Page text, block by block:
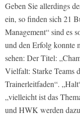
Geben Sie allerdings
ein, so finden sich 21
Management“ sind es
und den Erfolg konnte
sehen: Der Titel:
Vielfalt: Starke Teams
Trainerleitfaden“.
„vielleicht ist das
und HWK werden